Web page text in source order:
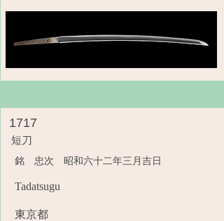
1717
短刀
銘 忠次 昭和六十二年三月吉日
Tadatsugu
東京都